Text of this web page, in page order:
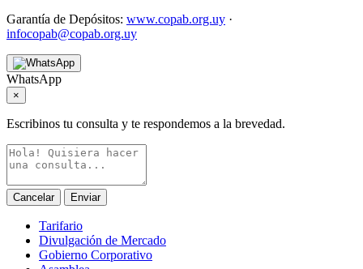
Garantía de Depósitos: www.copab.org.uy ·
infocopab@copab.org.uy
WhatsApp
×
Escribinos tu consulta y te respondemos a la brevedad.
Cancelar Enviar
Tarifario
Divulgación de Mercado
Gobierno Corporativo